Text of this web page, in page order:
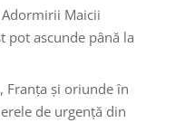
Maicii
pot ascunde până la
Franța și oriunde în
de urgență din